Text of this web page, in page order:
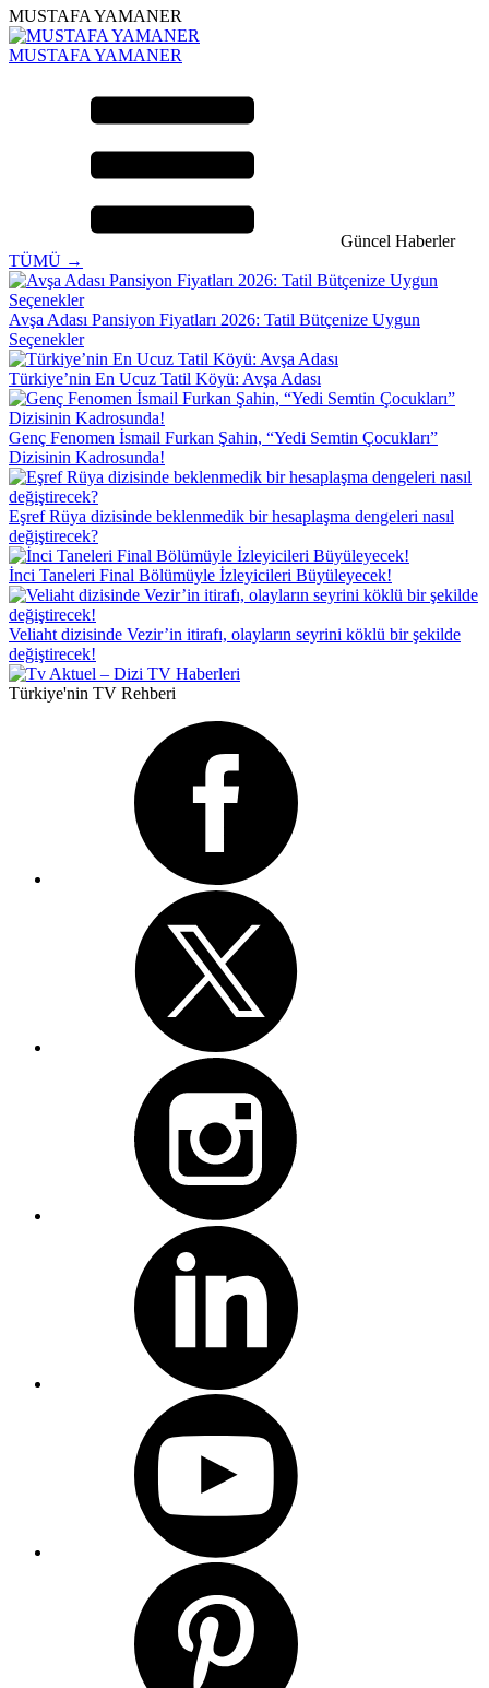
MUSTAFA YAMANER
MUSTAFA YAMANER
Güncel Haberler
TÜMÜ →
Avşa Adası Pansiyon Fiyatları 2026: Tatil Bütçenize Uygun
Seçenekler
Türkiye’nin En Ucuz Tatil Köyü: Avşa Adası
Genç Fenomen İsmail Furkan Şahin, “Yedi Semtin Çocukları”
Dizisinin Kadrosunda!
Eşref Rüya dizisinde beklenmedik bir hesaplaşma dengeleri nasıl
değiştirecek?
İnci Taneleri Final Bölümüyle İzleyicileri Büyüleyecek!
Veliaht dizisinde Vezir’in itirafı, olayların seyrini köklü bir şekilde
değiştirecek!
Türkiye'nin TV Rehberi